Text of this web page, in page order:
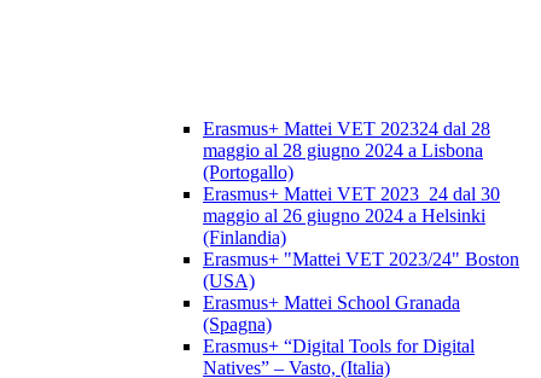
Erasmus+ Mattei VET 202324 dal 28
maggio al 28 giugno 2024 a Lisbona
(Portogallo)
Erasmus+ Mattei VET 2023_24 dal 30
maggio al 26 giugno 2024 a Helsinki
(Finlandia)
Erasmus+ "Mattei VET 2023/24" Boston
(USA)
Erasmus+ Mattei School Granada
(Spagna)
Erasmus+ “Digital Tools for Digital
Natives” – Vasto, (Italia)